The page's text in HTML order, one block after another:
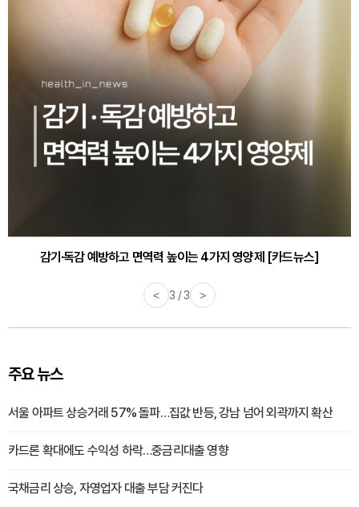
감기·독감 예방하고 면역력 높이는 4가지 영양제 [카드뉴스]
< 3 / 3 >
주요 뉴스
서울 아파트 상승거래 57% 돌파…집값 반등, 강남 넘어 외곽까지 확산
카드론 확대에도 수익성 하락…중금리대출 영향
국채금리 상승, 자영업자 대출 부담 커진다